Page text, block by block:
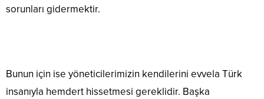
sorunları gidermektir.
Bunun için ise yöneticilerimizin kendilerini evvela Türk
insanıyla hemdert hissetmesi gereklidir. Başka